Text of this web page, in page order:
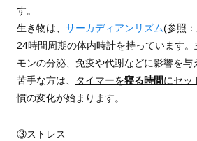
す。
生き物は、 サーカディアンリズム(参照
24時間周期の体内時計を持っています
モンの分泌、免疫や代謝などに影響を
苦手な方は、
タイマーを寝る時間にセッ
慣の変化が始まります。
③ストレス